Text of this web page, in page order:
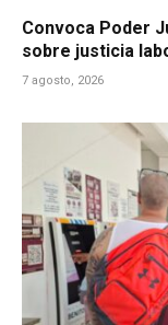
Convoca Poder
sobre justicia
7 agosto, 2026